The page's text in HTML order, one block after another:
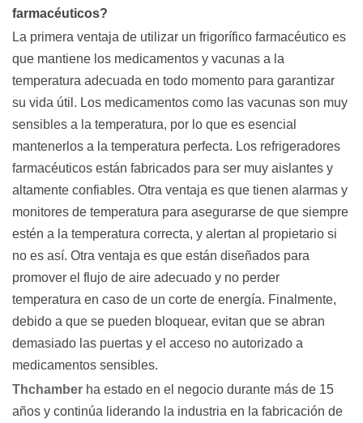
farmacéuticos?
La primera ventaja de utilizar un frigorífico farmacéutico es
que mantiene los medicamentos y vacunas a la
temperatura adecuada en todo momento para garantizar
su vida útil. Los medicamentos como las vacunas son muy
sensibles a la temperatura, por lo que es esencial
mantenerlos a la temperatura perfecta. Los refrigeradores
farmacéuticos están fabricados para ser muy aislantes y
altamente confiables. Otra ventaja es que tienen alarmas y
monitores de temperatura para asegurarse de que siempre
estén a la temperatura correcta, y alertan al propietario si
no es así. Otra ventaja es que están diseñados para
promover el flujo de aire adecuado y no perder
temperatura en caso de un corte de energía. Finalmente,
debido a que se pueden bloquear, evitan que se abran
demasiado las puertas y el acceso no autorizado a
medicamentos sensibles.
Thchamber ha estado en el negocio durante más de 15
años y continúa liderando la industria en la fabricación de